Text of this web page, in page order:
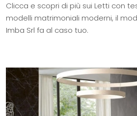
Clicca e scopri di più sui Letti con
modelli matrimoniali moderni, il
Imba Srl fa al caso tuo.